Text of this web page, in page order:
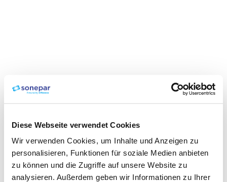
Diese Webseite verwendet Cookies
Wir verwenden Cookies, um Inhalte und Anzeigen zu
personalisieren, Funktionen für soziale Medien anbieten
zu können und die Zugriffe auf unsere Website zu
analysieren. Außerdem geben wir Informationen zu Ihrer